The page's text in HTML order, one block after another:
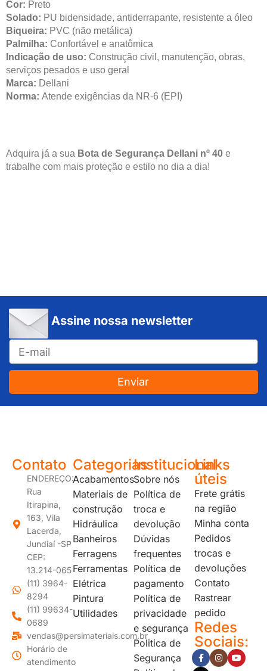
Cor: Preto
Solado: PU bidensidade, antiderrapante, resistente a óleo
Biqueira: PVC (não metálica)
Palmilha: Confortável e anatômica
Indicação de uso: Construção civil, manutenção, obras,
serviços pesados e uso geral
Marca: Dellani
Norma: Atende exigências da NR-6 (EPI)
Adquira já a sua Bota de Segurança Dellani nº 40 e
trabalhe com mais proteção e estilo no dia a dia!
Assine nossa newsletter
Enviar
Contato
ENDEREÇO:
Rua
Itirapina,
163, Vila
Lacerda,
Jundiaí -SP
CEP:
13.214-065
(11) 3964-
8294
(11) 99634-
0689
vendas@persimateriais.com.br
Horário de
atendimento
Categorias
Acabamentos
Materiais de
construção
Hidráulica
Banheiros
Ferragens
Ferramentas
Elétrica
Pintura
Utilidades
Institucional
Sobre nós
Política de
troca e
devolução
Dúvidas
frequentes
Política de
pagamento
Política de
privacidade
e segurança
Politica de
Segurança
Links
úteis
Frete grátis
na região
Minha conta
Pedidos
trocas e
devoluções
Contato
Rastrear
pedido
Redes
Sociais: